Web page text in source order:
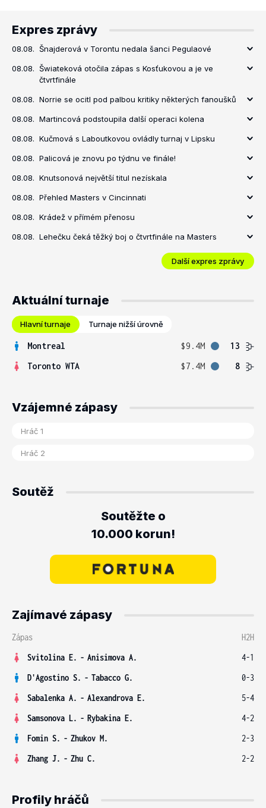
Expres zprávy
08.08. Šnajderová v Torontu nedala šanci Pegulaové
08.08. Šwiateková otočila zápas s Kosťukovou a je ve
čtvrtfinále
08.08. Norrie se ocitl pod palbou kritiky některých fanoušků
08.08. Martincová podstoupila další operaci kolena
08.08. Kučmová s Laboutkovou ovládly turnaj v Lipsku
08.08. Palicová je znovu po týdnu ve finále!
08.08. Knutsonová největší titul nezískala
08.08. Přehled Masters v Cincinnati
08.08. Krádež v přímém přenosu
08.08. Lehečku čeká těžký boj o čtvrtfinále na Masters
Další expres zprávy
Aktuální turnaje
Hlavní turnaje Turnaje nižší úrovně
Montreal $9.4M
13
Toronto WTA
$7.4M 8
Vzájemné zápasy
Soutěž
Soutěžte o
10.000 korun!
Zajímavé zápasy
Zápas
H2H
Svitolina E. - Anisimova A.
4-1
D'Agostino S. - Tabacco G.
0-3
Sabalenka A. - Alexandrova E.
5-4
Samsonova L. - Rybakina E.
4-2
Fomin S. - Zhukov M.
2-3
Zhang J. - Zhu C. 2-2
Profily hráčů